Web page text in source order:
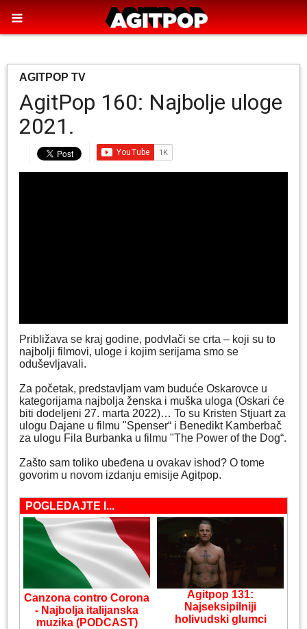
AGITPOP TV
AgitPop 160: Najbolje uloge
2021.
Približava se kraj godine, podvlači se crta – koji su to
najbolji filmovi, uloge i kojim serijama smo se
oduševljavali.
Za početak, predstavljam vam buduće Oskarovce u
kategorijama najbolja ženska i muška uloga (Oskari će
biti dodeljeni 27. marta 2022)… To su Kristen Stjuart za
ulogu Dajane u filmu "Spenser“ i Benedikt Kamberbač
za ulogu Fila Burbanka u filmu "The Power of the Dog“.
Zašto sam toliko ubeđena u ovakav ishod? O tome
govorim u novom izdanju emisije Agitpop.
POGLEDAJTE I...
Canzona contro Corona
- Najbolja italijanska
muzika (PODCAST)
Agitpop 131:
Najseksipilniji
holivudski glumci